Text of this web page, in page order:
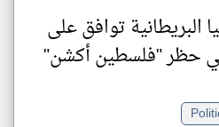
البريطانية توافق على
حظر "فلسطين أكشن"